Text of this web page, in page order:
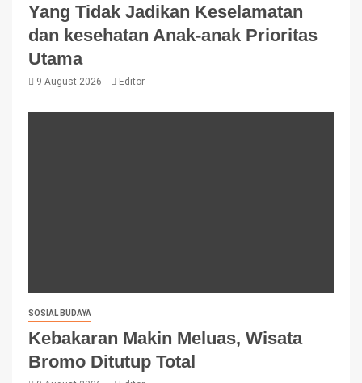
Yang Tidak Jadikan Keselamatan
dan kesehatan Anak-anak Prioritas
Utama
9 August 2026 Editor
SOSIAL BUDAYA
Kebakaran Makin Meluas, Wisata
Bromo Ditutup Total